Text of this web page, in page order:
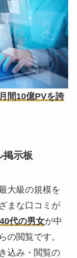
間10億PVを誇
掲示板
大級の規模を
まな口コミが
代の男女が中
の閲覧です。
込み・閲覧の